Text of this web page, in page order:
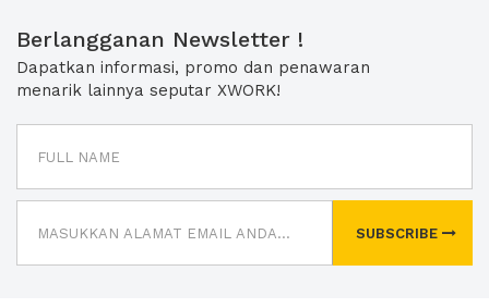
Berlangganan Newsletter !
Dapatkan informasi, promo dan penawaran
menarik lainnya seputar XWORK!
SUBSCRIBE